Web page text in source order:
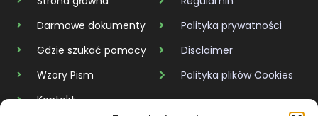
Darmowe dokumenty
Gdzie szukać pomocy
Wzory Pism
Kontakt
Polityka prywatności
Disclaimer
Polityka plików Cookies